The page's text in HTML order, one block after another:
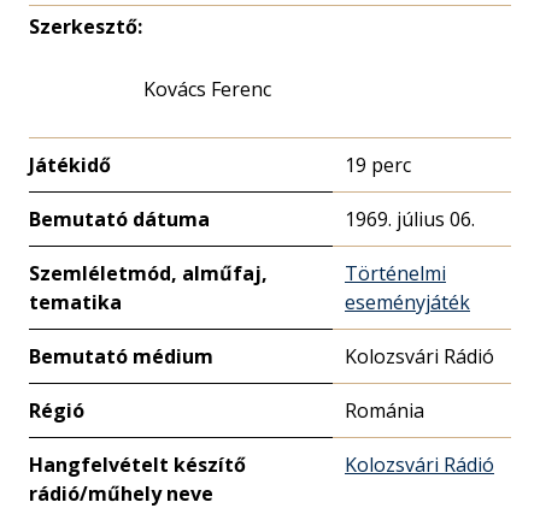
Szerkesztő:
Kovács Ferenc
Játékidő 19 perc
Bemutató dátuma 1969. július 06.
Szemléletmód, alműfaj,
tematika
Történelmi
eseményjáték
Bemutató médium Kolozsvári Rádió
Régió Románia
Hangfelvételt készítő
rádió/műhely neve
Kolozsvári Rádió